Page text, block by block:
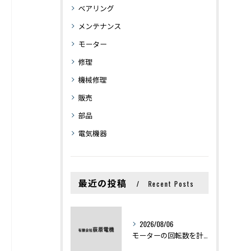
ベアリング
メンテナンス
モーター
修理
機械修理
販売
部品
電気機器
最近の投稿 Recent Posts
2026/08/06